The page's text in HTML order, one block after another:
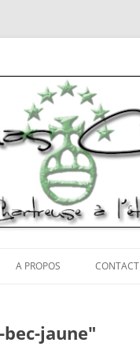
A PROPOS CONTACT
jaune"